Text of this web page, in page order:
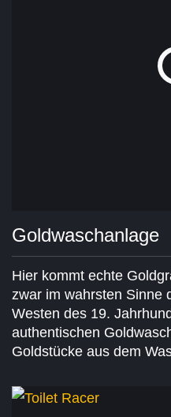
Goldwaschanlage
Hier kommt echte
zwar im wahrsten Sinne
Westen des 19.
authentischen
Goldstücke aus dem